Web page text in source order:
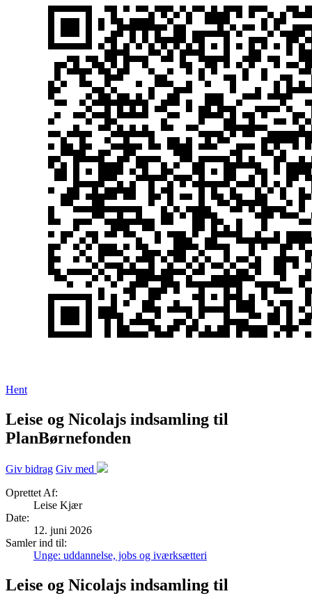
Hent
Leise og Nicolajs indsamling til
PlanBørnefonden
Giv bidrag Giv med
Oprettet Af:
Leise Kjær
Date:
12. juni 2026
Samler ind til:
Unge: uddannelse, jobs og iværksætteri
Leise og Nicolajs indsamling til